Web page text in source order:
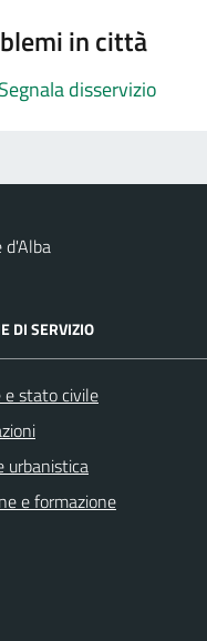
in città
Segnala disservizio
d'Alba
DI SERVIZIO
e stato civile
urbanistica
e formazione